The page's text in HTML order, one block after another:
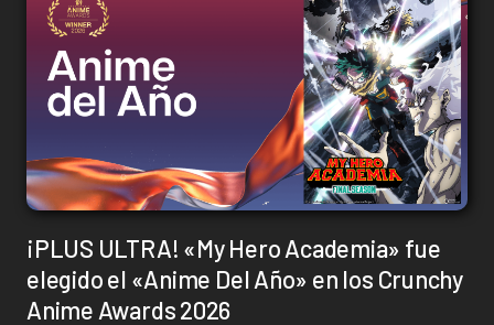
¡PLUS ULTRA! «My Hero Academia» fue
elegido el «Anime Del Año» en los Crunchy
Anime Awards 2026